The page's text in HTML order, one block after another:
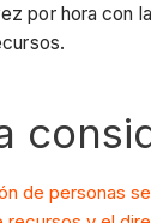
por hora con
de personas